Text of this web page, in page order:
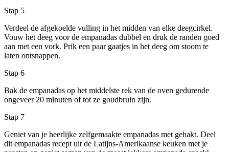
Stap 5
Verdeel de afgekoelde vulling in het midden van elke deegcirkel.
Vouw het deeg voor de empanadas dubbel en druk de randen goed
aan met een vork. Prik een paar gaatjes in het deeg om stoom te
laten ontsnappen.
Stap 6
Bak de empanadas op het middelste rek van de oven gedurende
ongeveer 20 minuten of tot ze goudbruin zijn.
Stap 7
Geniet van je heerlijke zelfgemaakte empanadas met gehakt. Deel
dit empanadas recept uit de Latijns-Amerikaanse keuken met je